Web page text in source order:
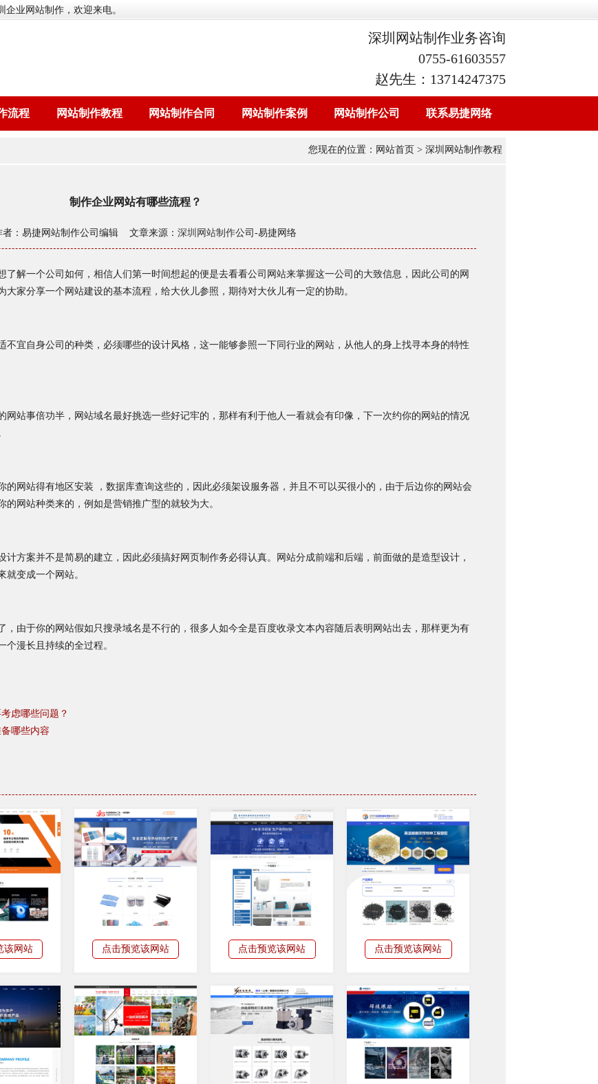
业网站制作，欢迎来电。
深圳网站制作业务咨询
0755-61603557
赵先生：13714247375
流程 网站制作教程 网站制作合同 网站制作案例 网站制作公司 联系易捷网络
您现在的位置： 网站首页 > 深圳网站制作教程
制作企业网站有哪些流程？
者：易捷网站制作公司编辑 文章来源：深圳网站制作公司-易捷网络
解一个公司如何，相信人们第一时间想起的便是去看看公司网站来掌握这一公司的大致信息，因此公司的网
家分享一个网站建设的基本流程，给大伙儿参照，期待对大伙儿有一定的协助。
宜自身公司的种类，必须哪些的设计风格，这一能够参照一下同行业的网站，从他人的身上找寻本身的特性
网站事倍功半，网站域名最好挑选一些好记牢的，那样有利于他人一看就会有印像，下一次约你的网站的情况
的网站得有地区安装 ，数据库查询这些的，因此必须架设服务器，并且不可以买很小的，由于后边你的网站会
网站种类来的，例如是营销推广型的就较为大。
方案并不是简易的建立，因此必须搞好网页制作务必得认真。网站分成前端和后端，前面做的是造型设计，
变成一个网站。
，由于你的网站假如只搜录域名是不行的，很多人如今全是百度收录文本內容随后表明网站出去，那样更为有
漫长且持续的全过程。
虑哪些问题？
哪些内容
该网站 点击预览该网站 点击预览该网站 点击预览该网站